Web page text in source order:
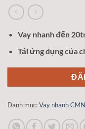
Vay nhanh đến
Tải ứng dụng của
Danh mục:Vay nhanh